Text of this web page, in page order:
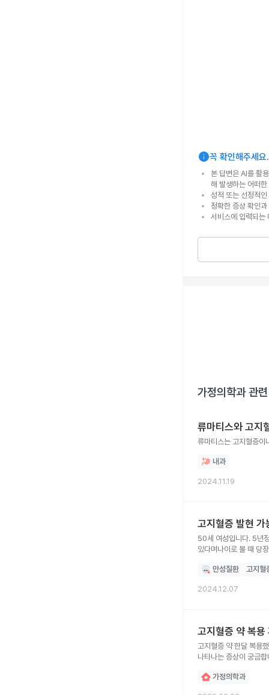
info꼭 확인해주세요.
본 답변은 AI를 활
해 발생하는 어떠
성적 또는 선정적
정확한 증상 확인
서비스에 입력되
가정의학과관
류마티스와 고지
내과
2024.11.19
고지혈증 발현
50세 여성입니다. 5년정도 두통이 있다가 최근에
있다며나이로 볼 때 당
만성질환
고지혈
2024.12.07
고지혈증 약 복
고지혈증 약 한달 복용했는데 LDL이 45로 나왔고 긴수치도 상승했어요 계속해서 약 복용해도 몸에 이상은 없는지요 그리고 LDL이 낮으면
나타나는 증상이 궁금합
가정의학과